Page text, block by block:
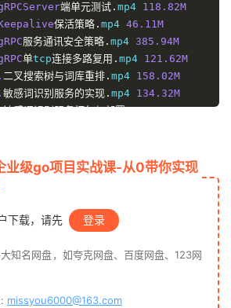
端单元测试. mp4 118. 82M
保活策略. mp4 46. 11M
服务通讯安全策略. mp4 385. 94M
单tcp连接多路复用. mp4 121. 62M
二叉搜索树与词库重排. mp4 158. 02M
敏感词识别服务的实现. mp4 134. 32M
敏感词识别服务打包与部署.mp4 40.41M
微服务项目脚手架搭建.mp4 104.13M
务设计思路与响应数据协议解析.
50M
务端基本请求流程实现.
连接池与上下文管理.
带上下文发送请求.mp4 276.
连接池与 gRPC服务的接入.mp4 469.05M
端的参数化构建和部署.
53M
业级go项目实战课-从0带你实现
下载，请先 登录
知名网盘，如夸克网盘、百度网盘、123网
missyou6000@163.com